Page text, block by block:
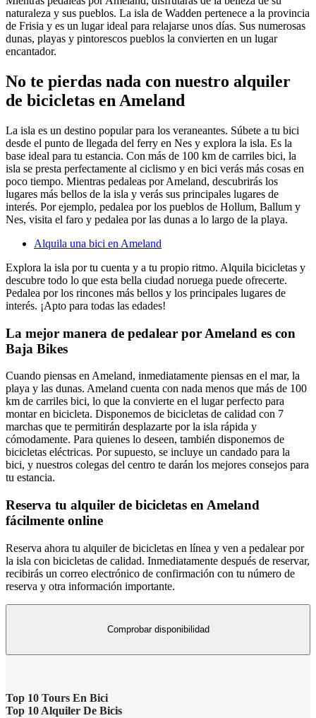
naturaleza y sus pueblos. La isla de Wadden pertenece a la provincia
de Frisia y es un lugar ideal para relajarse unos días. Sus numerosas
dunas, playas y pintorescos pueblos la convierten en un lugar
encantador.
No te pierdas nada con nuestro alquiler
de bicicletas en Ameland
La isla es un destino popular para los veraneantes. Súbete a tu bici
desde el punto de llegada del ferry en Nes y explora la isla. Es la
base ideal para tu estancia. Con más de 100 km de carriles bici, la
isla se presta perfectamente al ciclismo y en bici verás más cosas en
poco tiempo. Mientras pedaleas por Ameland, descubrirás los
lugares más bellos de la isla y verás sus principales lugares de
interés. Por ejemplo, pedalea por los pueblos de Hollum, Ballum y
Nes, visita el faro y pedalea por las dunas a lo largo de la playa.
Alquila una bici en Ameland
Explora la isla por tu cuenta y a tu propio ritmo. Alquila bicicletas y
descubre todo lo que esta bella ciudad noruega puede ofrecerte.
Pedalea por los rincones más bellos y los principales lugares de
interés. ¡Apto para todas las edades!
La mejor manera de pedalear por Ameland es con
Baja Bikes
Cuando piensas en Ameland, inmediatamente piensas en el mar, la
playa y las dunas. Ameland cuenta con nada menos que más de 100
km de carriles bici, lo que la convierte en el lugar perfecto para
montar en bicicleta. Disponemos de bicicletas de calidad con 7
marchas que te permitirán desplazarte por la isla rápida y
cómodamente. Para quienes lo deseen, también disponemos de
bicicletas eléctricas. Por supuesto, se incluye un candado para la
bici, y nuestros colegas del centro te darán los mejores consejos para
tu estancia.
Reserva tu alquiler de bicicletas en Ameland
fácilmente online
Reserva ahora tu alquiler de bicicletas en línea y ven a pedalear por
la isla con bicicletas de calidad. Inmediatamente después de reservar,
recibirás un correo electrónico de confirmación con tu número de
reserva y otra información importante.
Comprobar disponibilidad
Top 10 Tours En Bici
Top 10 Alquiler De Bicis